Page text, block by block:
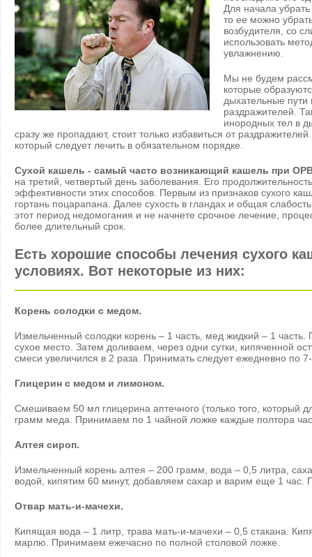
Для начала
то ее можно
возбудителя, со
использовать
увлажнению.
Мы не будем
которые
дыхательные пути
раздражителей.
инородных тел в
сразу же пропадают, стоит только избавиться от
который следует лечить в обязательном порядке.
Сухой кашель - самый часто возникающий кашель при
на третий, четвертый день заболевания. Его
эффективности этих способов. Первым из признаков сухого
гортань поцарапана. Далее сухость в гландах и общая
этот период недомогания и не начнете срочное лечение,
более длительный срок.
Есть хорошие способы лечения сухого
условиях. Вот некоторые из них:
Корень солодки с медом.
Измельченный солодки корень – 1 часть, мед жидкий – 1
сухое место. Затем доливаем, через одни сутки, кипяченной
смеси увеличился в 2 раза. Принимать следует ежедневно по
Глицерин с медом и лимоном.
Смешиваем 50 мл глицерина аптечного (только того, который
грамм меда. Принимаем по 1 чайной ложке каждые полтора
Алтея сироп.
Измельченный корень алтея – 200 грамм, вода – 0,5 литра,
водой, кипятим 60 минут, добавляем сахар и варим еще 1 час.
Отвар мать-и-мачехи.
Кипящая вода – 1 литр, трава мать-и-мачехи – 0,5 стакана.
марлю. Принимаем ежечасно по полной столовой ложке.